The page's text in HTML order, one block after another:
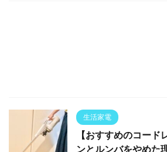
生活家電
【おすすめのコード
ンとルンバをやめた